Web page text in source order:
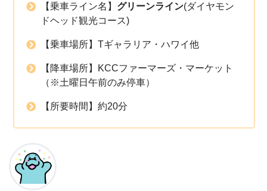
【乗車ライン名】 グリーンライン(ダイヤモン
ドヘッド観光コース)
【乗車場所】Tギャラリア・ハワイ他
【降車場所】KCCファーマーズ・マーケット
（※土曜日午前のみ停車）
【所要時間】約20分